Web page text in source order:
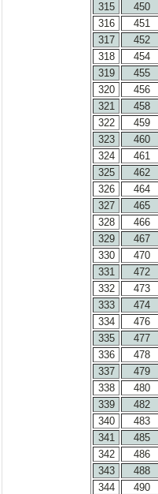
315 450
316
451
317
452
318
454
319
455
320
456
321
458
322
459
323
460
324
461
325
462
326
464
327
465
328
466
329
467
330
470
331
472
332
473
333
474
334
476
335
477
336
478
337
479
338
480
339
482
340
483
341
485
342
486
343
488
344
490